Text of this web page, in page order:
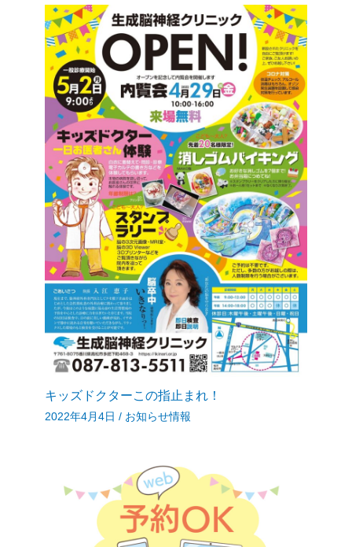
キッズドクターこの指止まれ！
2022年4月4日 / お知らせ情報